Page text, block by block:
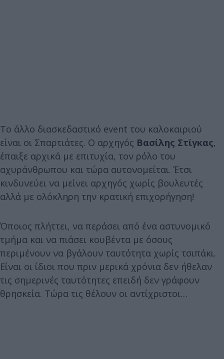
Το άλλο διασκεδαστικό event του καλοκαιριού
είναι οι Σπαρτιάτες. Ο αρχηγός Βασίλης Στίγκας,
έπαιξε αρχικά με επιτυχία, τον ρόλο του
αχυράνθρωπου και τώρα αυτονομείται. Έτσι
κινδυνεύει να μείνει αρχηγός χωρίς βουλευτές
αλλά με ολόκληρη την κρατική επιχορήγηση!
Όποιος πλήττει, να περάσει από ένα αστυνομικό
τμήμα και να πιάσει κουβέντα με όσους
περιμένουν να βγάλουν ταυτότητα χωρίς τσιπάκι.
Είναι οι ίδιοι που πριν μερικά χρόνια δεν ήθελαν
τις σημερινές ταυτότητες επειδή δεν γράφουν
θρησκεία. Τώρα τις θέλουν οι αντίχριστοι…